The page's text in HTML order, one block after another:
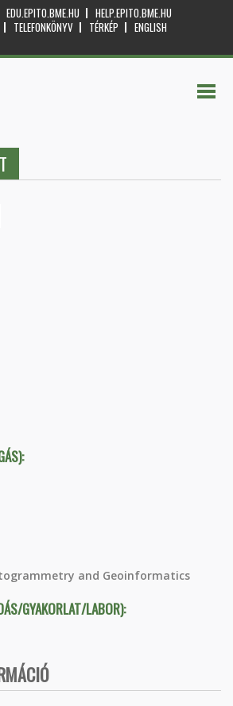
EDU.EPITO.BME.HU
HELP.EPITO.BME.HU
TELEFONKÖNYV TÉRKÉP
ENGLISH
and Geoinformatics
GYAKORLAT/LABOR):